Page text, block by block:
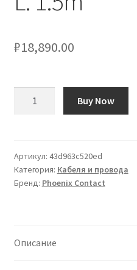
₽18,890.00
Phoenix
Contact
12
Ø
Buy Now
Артикул: 43d963c520ed
Категория: Кабеля и провода
Бренд: Phoenix Contact
Описание